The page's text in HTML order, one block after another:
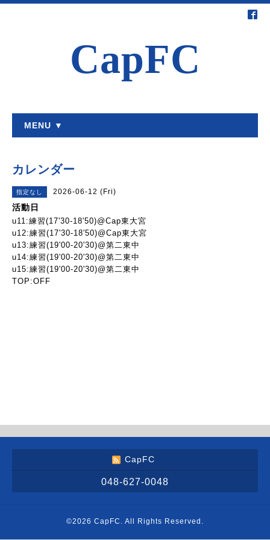
CapFC
MENU ▼
カレンダー
指定なし 2026-06-12 (Fri)
活動日
u11:練習(17'30-18'50)@Cap東大宮
u12:練習(17'30-18'50)@Cap東大宮
u13:練習(19'00-20'30)@第二東中
u14:練習(19'00-20'30)@第二東中
u15:練習(19'00-20'30)@第二東中
TOP:OFF
CapFC
048-627-0048
©2026 CapFC . All Rights Reserved.